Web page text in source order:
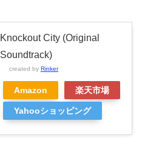
Knockout City (Original
Soundtrack)
created by Rinker
Amazon 楽天市場
Yahooショッピング